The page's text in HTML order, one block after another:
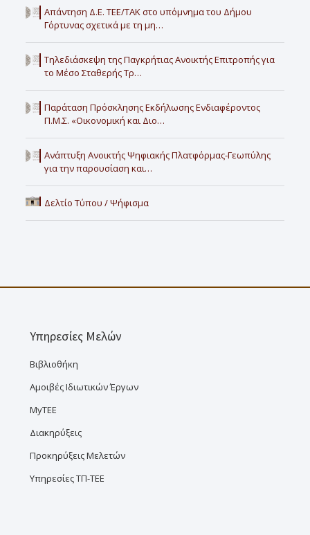
Απάντηση Δ.Ε. ΤΕΕ/ΤΑΚ στο υπόμνημα του Δήμου
Γόρτυνας σχετικά με τη μη…
Τηλεδιάσκεψη της Παγκρήτιας Ανοικτής Επιτροπής για
το Μέσο Σταθερής Τρ…
Παράταση Πρόσκλησης Εκδήλωσης Ενδιαφέροντος
Π.Μ.Σ. «Οικονομική και Διο…
Ανάπτυξη Ανοικτής Ψηφιακής Πλατφόρμας-Γεωπύλης
για την παρουσίαση και…
Δελτίο Τύπου / Ψήφισμα
Υπηρεσίες Μελών
Βιβλιοθήκη
Αμοιβές Ιδιωτικών Έργων
MyTEE
Διακηρύξεις
Προκηρύξεις Μελετών
Υπηρεσίες ΤΠ-ΤΕΕ